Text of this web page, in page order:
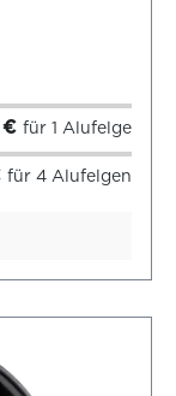
€ für 1 Alufelge
für 4 Alufelgen